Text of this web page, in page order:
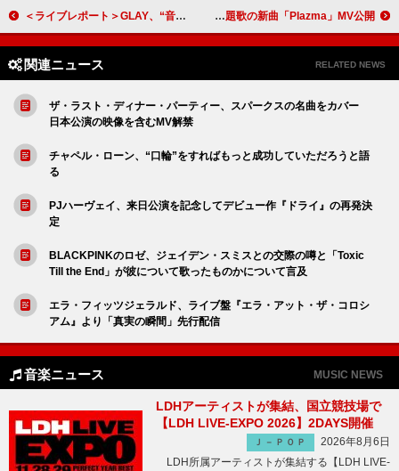
＜ライブレポート＞GLAY、“音楽をやり続ける” 未来へ向けて飽くなき挑戦の姿勢を見せた30周年ツアーファイナル 米津玄師、『機動戦士Gundam GQuuuuuuX -Beginning-』主題歌の新曲「Plazma」MV公開
関連ニュース RELATED NEWS
ザ・ラスト・ディナー・パーティー、スパークスの名曲をカバー
日本公演の映像を含むMV解禁
チャペル・ローン、“口輪”をすればもっと成功していただろうと語
る
PJハーヴェイ、来日公演を記念してデビュー作『ドライ』の再発決
定
BLACKPINKのロゼ、ジェイデン・スミスとの交際の噂と「Toxic
Till the End」が彼について歌ったものかについて言及
エラ・フィッツジェラルド、ライブ盤『エラ・アット・ザ・コロシ
アム』より「真実の瞬間」先行配信
音楽ニュース MUSIC NEWS
LDHアーティストが集結、国立競技場で
【LDH LIVE-EXPO 2026】2DAYS開催
Ｊ－ＰＯＰ
2026年8月6日
LDH所属アーティストが集結する【LDH LIVE-